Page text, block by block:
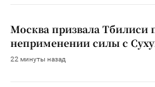
Москва призвала Тбилиси
неприменении силы с
22 минуты назад